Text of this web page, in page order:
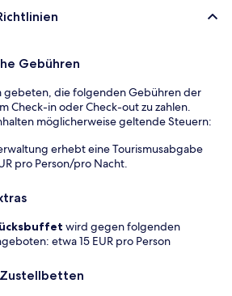
Gebühren
gebeten, die folgenden Gebühren der
Check-in oder Check-out zu zahlen.
möglicherweise geltende Steuern:
erhebt eine Tourismusabgabe
pro Person/pro Nacht.
wird gegen folgenden
etwa 15 EUR pro Person